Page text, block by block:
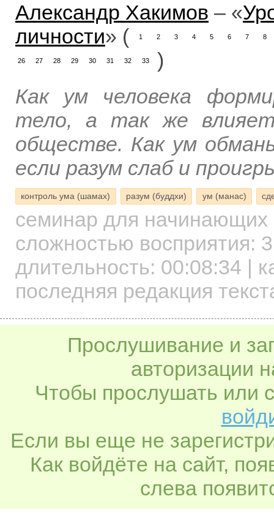
Александр Хакимов – «
личности» ( 1 2 3 4 5 6 7 8
26 27 28 29 30 31 32 33
)
Как ум человека
тело, а так же
обществе. Как ум
если разум слаб и
контроль ума (шамах) разум (буддхи) ум (манас)
семинар для начинающих
сложностью восприятия: 3
длительность: 00:08:34 |
последняя редакция
Прослушивание и
авторизации
Чтобы прослушать или
Если вы еще не
Как войдёте на сайт,
слева